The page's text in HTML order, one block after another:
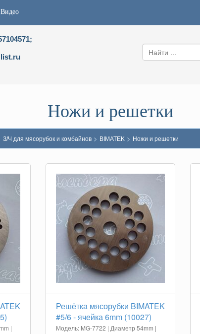
Видео
Ножи и решетки
З/Ч для мясорубок и комбайнов> BIMATEK> Ножи и решетки
|
Решётка мясорубки BIMATEK
#5/6 - ячейка 6mm (10027)
Модель: MG-7722 | Диаметр 54mm |